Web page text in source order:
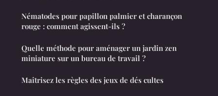
Nématodes pour papillon palmier et charançon
rouge : comment agissent-ils ?
Quelle méthode pour aménager un jardin zen
miniature sur un bureau de travail ?
Maîtrisez les règles des jeux de dés cultes